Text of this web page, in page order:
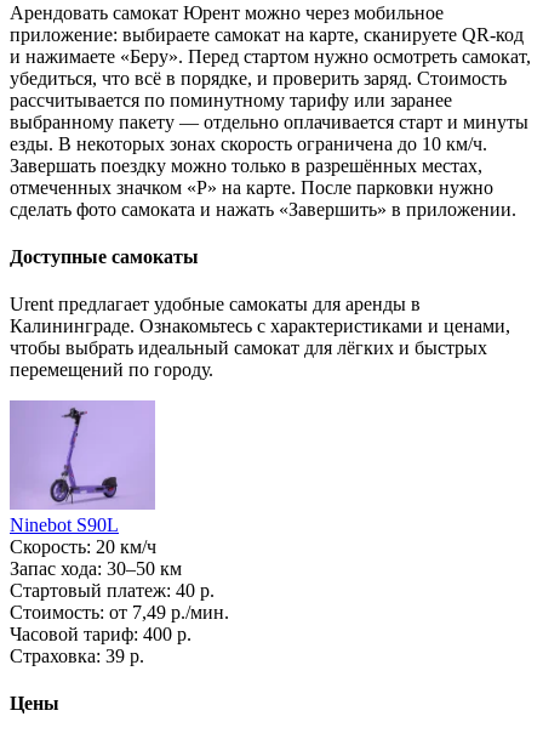
Арендовать самокат Юрент можно через мобильное
приложение: выбираете самокат на карте, сканируете QR-код
и нажимаете «Беру». Перед стартом нужно осмотреть самокат,
убедиться, что всё в порядке, и проверить заряд. Стоимость
рассчитывается по поминутному тарифу или заранее
выбранному пакету — отдельно оплачивается старт и минуты
езды. В некоторых зонах скорость ограничена до 10 км/ч.
Завершать поездку можно только в разрешённых местах,
отмеченных значком «P» на карте. После парковки нужно
сделать фото самоката и нажать «Завершить» в приложении.
Доступные самокаты
Urent предлагает удобные самокаты для аренды в
Калининграде. Ознакомьтесь с характеристиками и ценами,
чтобы выбрать идеальный самокат для лёгких и быстрых
перемещений по городу.
Ninebot S90L
Скорость: 20 км/ч
Запас хода: 30–50 км
Стартовый платеж: 40 р.
Стоимость: от 7,49 р./мин.
Часовой тариф: 400 р.
Страховка: 39 р.
Цены